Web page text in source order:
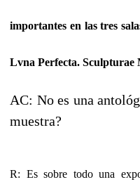
importantes en las tres
Lvna Perfecta.
AC: No es una
muestra?
R: Es sobre todo una